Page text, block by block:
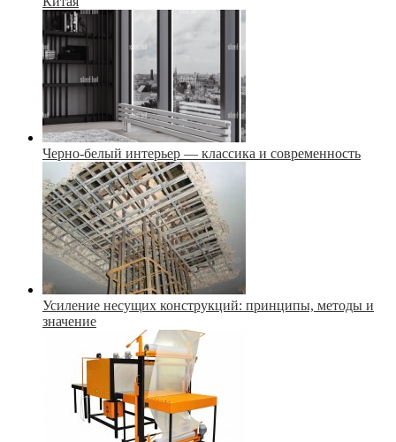
Черно-белый интерьер — классика и современность
Усиление несущих конструкций: принципы, методы и
значение